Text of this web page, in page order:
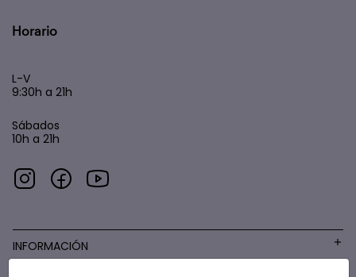
Horario
L-V
9:30h a 21h
Sábados
10h a 21h
INFORMACIÓN